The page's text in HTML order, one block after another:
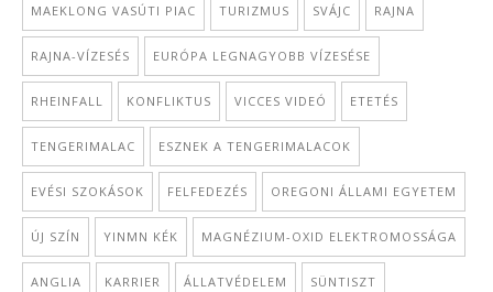
MAEKLONG VASÚTI PIAC TURIZMUS SVÁJC RAJNA
RAJNA-VÍZESÉS EURÓPA LEGNAGYOBB VÍZESÉSE
RHEINFALL KONFLIKTUS VICCES VIDEÓ ETETÉS
TENGERIMALAC ESZNEK A TENGERIMALACOK
EVÉSI SZOKÁSOK FELFEDEZÉS OREGONI ÁLLAMI EGYETEM
ÚJ SZÍN YINMN KÉK MAGNÉZIUM-OXID ELEKTROMOSSÁGA
ANGLIA KARRIER ÁLLATVÉDELEM SÜNTISZT